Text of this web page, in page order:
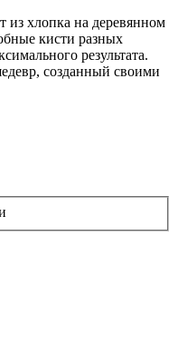
из хлопка на деревянном
кисти разных
результата.
созданный своими